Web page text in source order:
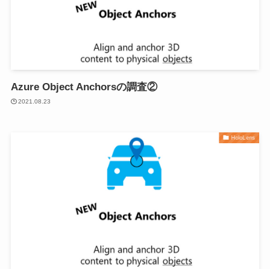
Azure Object Anchorsの調査②
2021.08.23
HoloLens